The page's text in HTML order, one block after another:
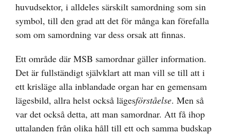
huvudsektor, i alldeles särskilt samordning som sin
symbol, till den grad att det för många kan förefalla
som om samordning var dess orsak att finnas.
Ett område där MSB samordnar gäller information.
Det är fullständigt självklart att man vill se till att i
ett krisläge alla inblandade organ har en gemensam
lägesbild, allra helst också lägesförståelse. Men så
var det också detta, att man samordnar. Att få ihop
uttalanden från olika håll till ett och samma budskap